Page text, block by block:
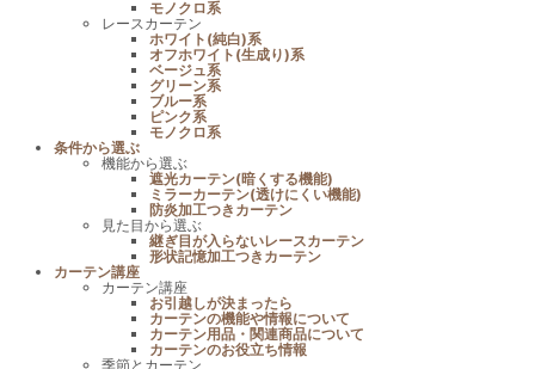
モノクロ系
レースカーテン
ホワイト(純白)系
オフホワイト(生成り)系
ベージュ系
グリーン系
ブルー系
ピンク系
モノクロ系
条件から選ぶ
機能から選ぶ
遮光カーテン(暗くする機能)
ミラーカーテン(透けにくい機能)
防炎加工つきカーテン
見た目から選ぶ
継ぎ目が入らないレースカーテン
形状記憶加工つきカーテン
カーテン講座
カーテン講座
お引越しが決まったら
カーテンの機能や情報について
カーテン用品・関連商品について
カーテンのお役立ち情報
季節とカーテン